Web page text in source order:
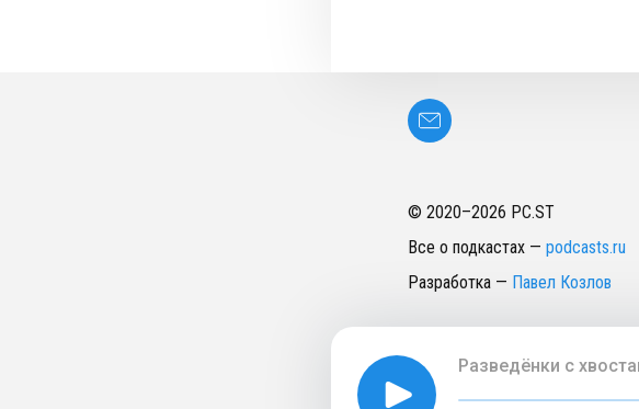
© 2020–2026 PC.ST
Все о подкастах — podcasts.ru
Разработка — Павел Козлов
Разведёнки с